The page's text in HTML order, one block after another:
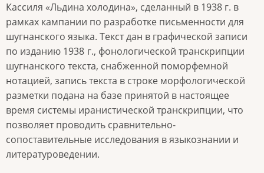
Кассиля «Льдина холодина», сделанный в 1938 г. в
рамках кампании по разработке письменности для
шугнанского языка. Текст дан в графической записи
по изданию 1938 г., фонологической транскрипции
шугнанского текста, снабженной поморфемной
нотацией, запись текста в строке морфологической
разметки подана на базе принятой в настоящее
время системы иранистической транскрипции, что
позволяет проводить сравнительно-
сопоставительные исследования в языкознании и
литературоведении.